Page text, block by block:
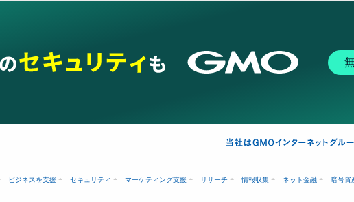
ビジネスを支援 セキュリティ マーケティング支援 リサーチ 情報収集 ネット金融 暗号資